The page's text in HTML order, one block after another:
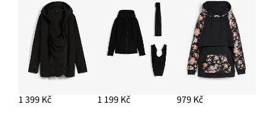
1 399 Kč 1 199 Kč 979 Kč